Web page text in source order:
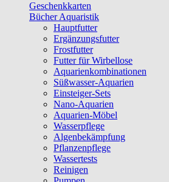
Geschenkkarten
Bücher Aquaristik
Hauptfutter
Ergänzungsfutter
Frostfutter
Futter für Wirbellose
Aquarienkombinationen
Süßwasser-Aquarien
Einsteiger-Sets
Nano-Aquarien
Aquarien-Möbel
Wasserpflege
Algenbekämpfung
Pflanzenpflege
Wassertests
Reinigen